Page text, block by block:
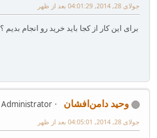
جولای 28, 2014, 04:01:29 بعد از ظهر
برای این کار از کجا باید خرید رو انجام بدیم ؟
وحید دامن‌افشان
Administrator
جولای 28, 2014, 04:05:01 بعد از ظهر